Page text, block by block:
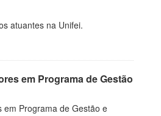
atuantes na Unifei.
em Programa de Gestão
em Programa de Gestão e